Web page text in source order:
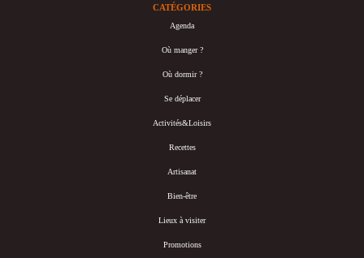
CATÉGORIES
Agenda
Où manger ?
Où dormir ?
Se déplacer
Activités&Loisirs
Recettes
Artisanat
Bien-être
Lieux à visiter
Promotions